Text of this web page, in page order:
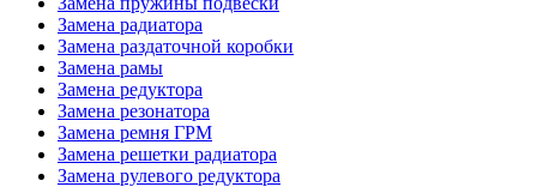
Замена радиатора
Замена раздаточной коробки
Замена рамы
Замена редуктора
Замена резонатора
Замена ремня ГРМ
Замена решетки радиатора
Замена рулевого редуктора